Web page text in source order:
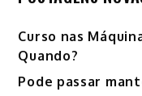
Curso nas
Quando?
Pode passar